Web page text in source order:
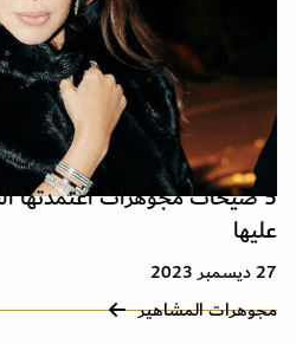
عليها
27 ديسمبر 2023
مجوهرات المشاهير